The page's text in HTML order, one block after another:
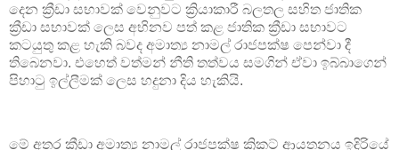
දෙන ක්‍රීඩා සභාවක් වෙනුවට ක්‍රියාකාරී බලතල සහිත ජාතික
ක්‍රීඩා සභාවක් ලෙස අභිනව පත් කළ ජාතික ක්‍රීඩා සභාවට
කටයුතු කළ හැකි බවද අමාත්‍ය නාමල් රාජපක්ෂ පෙන්වා දී
තිබෙනවා. එහෙත් වත්මන් නීති තත්වය සමගින් ඒවා ඉබ්බාගෙන්
පිහාටු ඉල්ලීමක් ලෙස හදුනා දිය හැකියි.
මේ අතර ක්‍රීඩා අමාත්‍ය නාමල් රාජපක්ෂ ක්‍රිකට් ආයතනය ඉදිරියේ